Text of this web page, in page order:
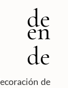
de
de